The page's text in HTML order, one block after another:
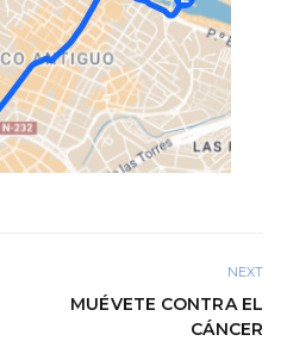
NEXT
MUÉVETE CONTRA EL
CÁNCER